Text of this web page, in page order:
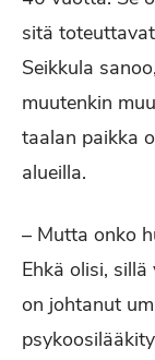
sitä
Seikkula
muutenkin
taalan paikka
alueilla.
– Mutta onko
Ehkä olisi,
on johtanut